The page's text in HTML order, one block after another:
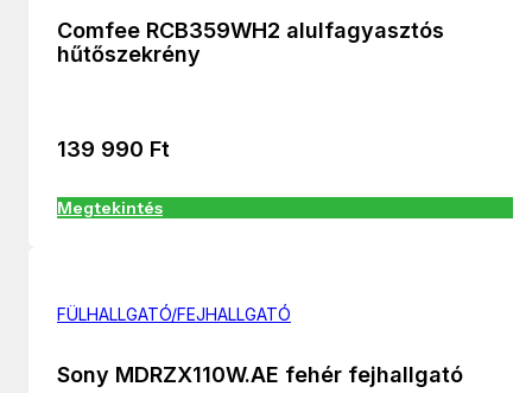
Comfee RCB359WH2 alulfagyasztós
hűtőszekrény
139 990 Ft
Megtekintés
FÜLHALLGATÓ/FEJHALLGATÓ
Sony MDRZX110W.AE fehér fejhallgató